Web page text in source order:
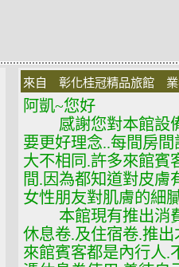
來自 彰化桂冠精品旅館
阿凱~您好
感謝您對本館設備
要更好理念..每間房
大不相同.許多來館賓
間.因為都知道對皮膚
女性朋友對肌膚的細
本館現有推出消費
休息卷.及住宿卷.推
來館賓客都是內行人.